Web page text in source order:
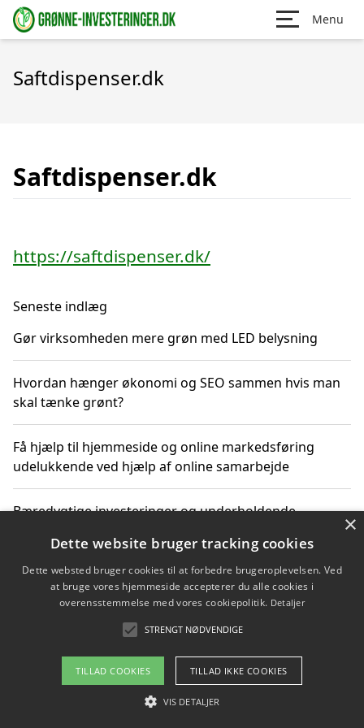
Menu
Saftdispenser.dk
Saftdispenser.dk
https://saftdispenser.dk/
Seneste indlæg
Gør virksomheden mere grøn med LED belysning
Hvordan hænger økonomi og SEO sammen hvis man
skal tænke grønt?
Få hjælp til hjemmeside og online markedsføring
udelukkende ved hjælp af online samarbejde
Bæredygtige investeringer og underholdende
Sådan kan online møder for virksomheder fremme
grønne investeringer
Copyright 2026 - Pilanto Aps
Om / kontakt
×
Dette website bruger tracking cookies
Dette websted bruger cookies til at forbedre brugeroplevelsen. Ved
at bruge vores hjemmeside accepterer du alle cookies i
overensstemmelse med vores cookiepolitik. Detaljer
STRENGT NØDVENDIGE
TILLAD COOKIES TILLAD IKKE COOKIES
VIS DETALJER